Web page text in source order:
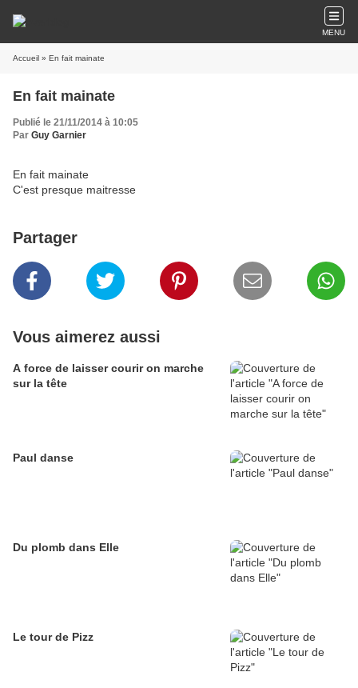
MENU
Accueil » En fait mainate
En fait mainate
Publié le 21/11/2014 à 10:05
Par Guy Garnier
En fait mainate
C'est presque maitresse
Partager
Vous aimerez aussi
A force de laisser courir on marche
sur la tête
Paul danse
Du plomb dans Elle
Le tour de Pizz